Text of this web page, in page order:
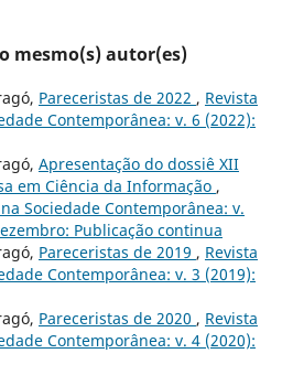
mesmo(s) autor(es)
Pareceristas de 2022 , Revista
Contemporânea: v. 6 (2022):
Apresentação do dossiê XII
em Ciência da Informação ,
Sociedade Contemporânea: v.
Publicação continua
Pareceristas de 2019 , Revista
Contemporânea: v. 3 (2019):
Pareceristas de 2020 , Revista
Contemporânea: v. 4 (2020):